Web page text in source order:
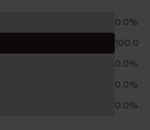
0.0%
100.0%
0.0%
0.0%
0.0%